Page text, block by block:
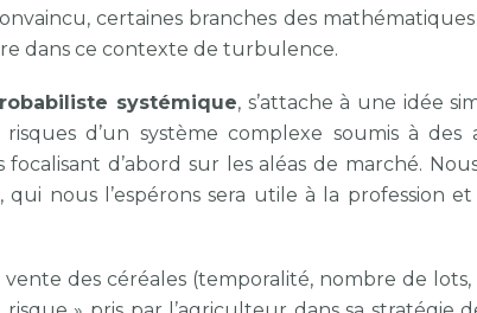
certaines branches des
dans ce contexte de turbulence.
systémique, s’attache à une idée
d’un système complexe soumis à des
d’abord sur les aléas de marché.
qui nous l’espérons sera utile à la profession
des céréales (temporalité, nombre de